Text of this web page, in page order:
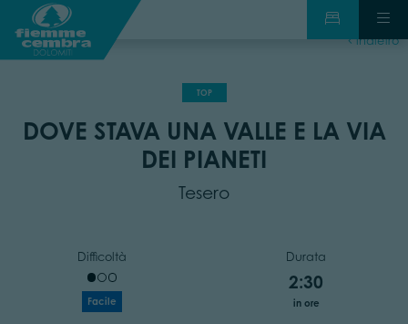
indietro
TOP
DOVE STAVA UNA VALLE E LA VIA
DEI PIANETI
Tesero
Difficoltà
Facile
Durata
2:30
in ore